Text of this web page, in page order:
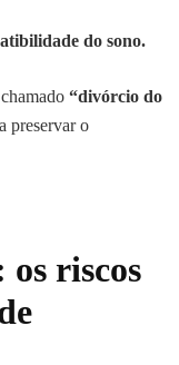
do sono.
“divórcio do
preservar o
riscos